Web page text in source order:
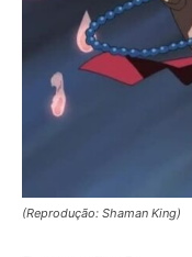
(Reprodução: Shaman King)